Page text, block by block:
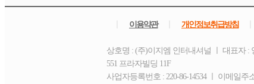
이용약관 개인정보취급방침
상호명 : (주)이지엠 인터내셔널 ㅣ 대표자
551 프라자빌딩 11F
사업자등록번호 : 220-86-14534 ㅣ 이메일주